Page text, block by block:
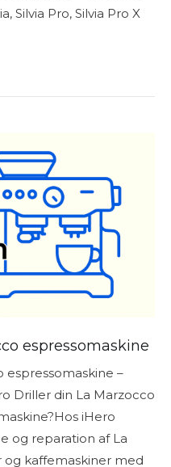
Silvia Pro, Silvia Pro X
espressomaskine
espressomaskine –
Driller din La Marzocco
iHero
og reparation af La
og kaffemaskiner med